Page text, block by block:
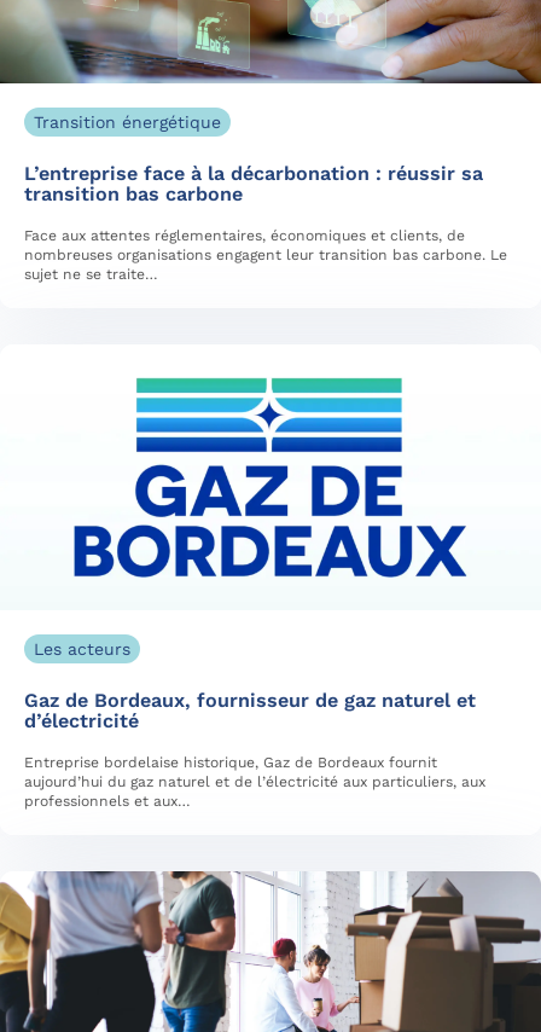
Transition énergétique
L’entreprise face à la décarbonation : réussir sa
transition bas carbone
Face aux attentes réglementaires, économiques et clients, de
nombreuses organisations engagent leur transition bas carbone. Le
sujet ne se traite…
Les acteurs
Gaz de Bordeaux, fournisseur de gaz naturel et
d’électricité
Entreprise bordelaise historique, Gaz de Bordeaux fournit
aujourd’hui du gaz naturel et de l’électricité aux particuliers, aux
professionnels et aux…